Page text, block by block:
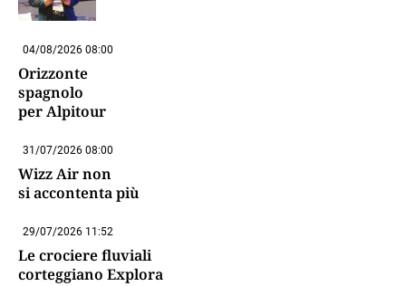
04/08/2026 08:00
Orizzonte
spagnolo
per Alpitour
31/07/2026 08:00
Wizz Air non
si accontenta più
29/07/2026 11:52
Le crociere fluviali
corteggiano Explora